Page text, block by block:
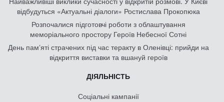
відбудуться «Актуальні діалоги» Ростислава Прокопюка
Розпочалися підготовчі роботи з облаштування
меморіального простору Героїв Небесної Сотні
День памʼяті страчених під час теракту в Оленівці: прийди на
відкриття виставки та вшануй героїв
ДІЯЛЬНІСТЬ
Соціальні кампанії